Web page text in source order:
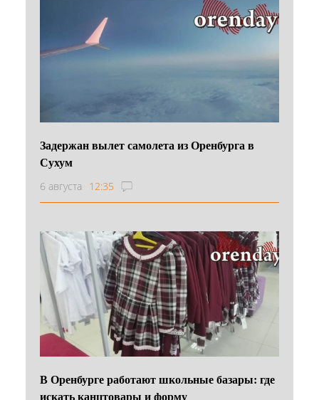
Задержан вылет самолета из Оренбурга в
Сухум
6 августа 12:35
В Оренбурге работают школьные базары: где
искать канцтовары и форму